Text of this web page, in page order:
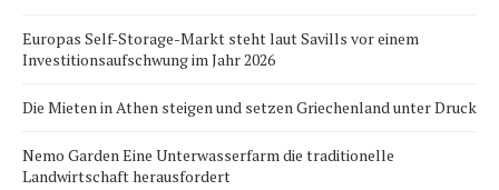
Europas Self-Storage-Markt steht laut Savills vor einem
Investitionsaufschwung im Jahr 2026
Die Mieten in Athen steigen und setzen Griechenland unter Druck
Nemo Garden Eine Unterwasserfarm die traditionelle
Landwirtschaft herausfordert